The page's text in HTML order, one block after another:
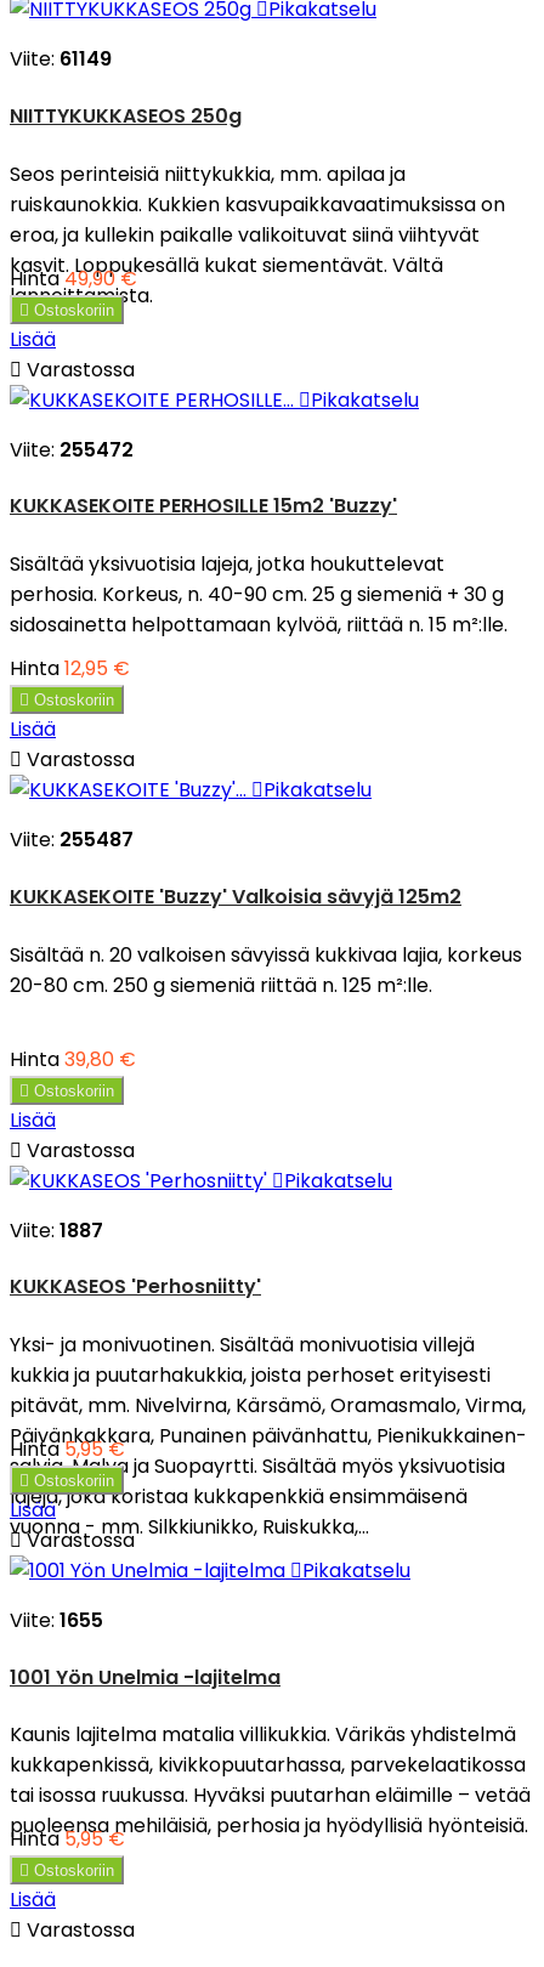
Pikakatselu
Viite: 61149
NIITTYKUKKASEOS 250g
Seos perinteisiä niittykukkia, mm. apilaa ja
ruiskaunokkia. Kukkien kasvupaikkavaatimuksissa on
eroa, ja kullekin paikalle valikoituvat siinä viihtyvät
kasvit. Loppukesällä kukat siementävät. Vältä
lannoittamista.
Hinta 49,90 €
 Ostoskoriin
Lisää
 Varastossa
Pikakatselu
Viite: 255472
KUKKASEKOITE PERHOSILLE 15m2 'Buzzy'
Sisältää yksivuotisia lajeja, jotka houkuttelevat
perhosia. Korkeus, n. 40-90 cm. 25 g siemeniä + 30 g
sidosainetta helpottamaan kylvöä, riittää n. 15 m²:lle.
Hinta12,95 €
 Ostoskoriin
Lisää
 Varastossa
Pikakatselu
Viite: 255487
KUKKASEKOITE 'Buzzy' Valkoisia sävyjä 125m2
Sisältää n. 20 valkoisen sävyissä kukkivaa lajia, korkeus
20-80 cm. 250 g siemeniä riittää n. 125 m²:lle.
Hinta39,80 €
 Ostoskoriin
Lisää
 Varastossa
Pikakatselu
Viite: 1887
KUKKASEOS 'Perhosniitty'
Yksi- ja monivuotinen. Sisältää monivuotisia villejä
kukkia ja puutarhakukkia, joista perhoset erityisesti
pitävät, mm. Nivelvirna, Kärsämö, Oramasmalo, Virma,
Päivänkakkara, Punainen päivänhattu, Pienikukkainen-
salvia, Malva ja Suopayrtti. Sisältää myös yksivuotisia
lajeja, joka koristaa kukkapenkkiä ensimmäisenä
vuonna - mm. Silkkiunikko, Ruiskukka,...
Hinta5,95 €
 Ostoskoriin
Lisää
Varastossa
Pikakatselu
Viite: 1655
1001 Yön Unelmia -lajitelma
Kaunis lajitelma matalia villikukkia. Värikäs yhdistelmä
kukkapenkissä, kivikkopuutarhassa, parvekelaatikossa
tai isossa ruukussa. Hyväksi puutarhan eläimille – vetää
puoleensa mehiläisiä, perhosia ja hyödyllisiä hyönteisiä.
Hinta5,95 €
 Ostoskoriin
Lisää
 Varastossa